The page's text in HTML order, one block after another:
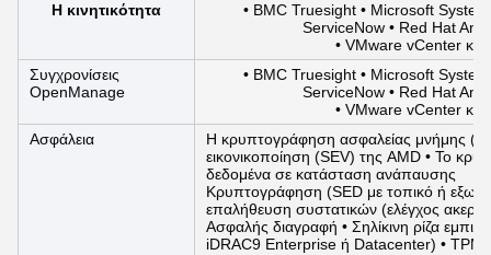
Η κινητικότητα
• BMC Truesight • Microsoft
ServiceNow • Red Hat
• VMware vCenter
Συγχρονίσεις
OpenManage
• BMC Truesight • Microsoft
ServiceNow • Red Hat
• VMware vCenter
Ασφάλεια
Η κρυπτογράφηση ασφαλείας μνήμης
εικονικοποίηση (SEV) της AMD • Το
δεδομένα σε κατάσταση ανάπαυσης
Κρυπτογράφηση (SED με τοπικό ή
επαλήθευση συστατικών (ελέγχος
Ασφαλής διαγραφή • Σηλίκινη ρίζα
iDRAC9 Enterprise ή Datacenter) • TPM